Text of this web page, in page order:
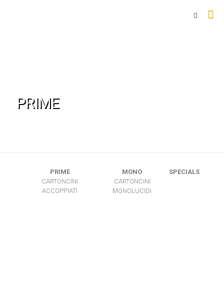
PRIME
PRIME
CARTONCINI
ACCOPPIATI
MONO
CARTONCINI
MONOLUCIDI
SPECIALS